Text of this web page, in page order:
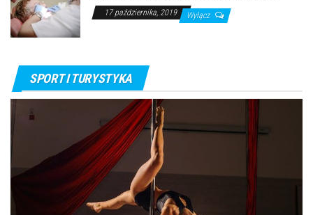
17 października, 2019 Wyłącz
SPORT I TURYSTYKA